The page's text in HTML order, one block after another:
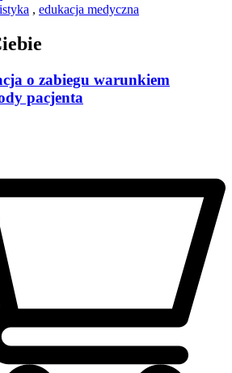
, edukacja medyczna
o zabiegu warunkiem
pacjenta